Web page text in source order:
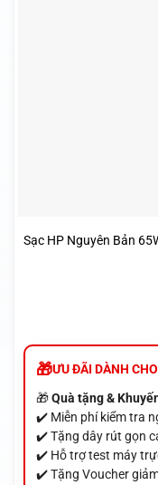
Sạc HP Nguyên Bản
ƯU ĐÃI DÀNH
🎁Quà tặng &
✔️ Miễn phí kiểm tra
✔️ Tặng dây rút gọn
✔️ Hỗ trợ test máy
✔️ Tặng Voucher